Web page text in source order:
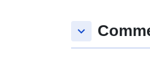
keyboard_arrow_down